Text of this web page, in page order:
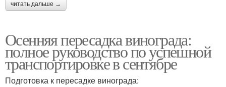
читать дальше →
Осенняя пересадка винограда:
полное руководство по успешной
транспортировке в сентябре
Подготовка к пересадке винограда: